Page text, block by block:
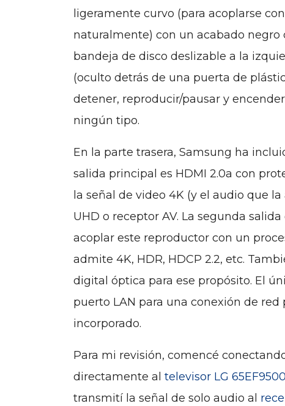
ligeramente curvo (para acoplarse
naturalmente) con un acabado
bandeja de disco deslizable a la
(oculto detrás de una puerta de
detener, reproducir/pausar y
ningún tipo.
En la parte trasera, Samsung ha
salida principal es HDMI 2.0a con
la señal de video 4K (y el audio que
UHD o receptor AV. La segunda
acoplar este reproductor con un
admite 4K, HDR, HDCP 2.2, etc.
digital óptica para ese propósito. El
puerto LAN para una conexión de red
incorporado.
Para mi revisión, comencé
directamente al televisor LG
transmití la señal de solo audio al